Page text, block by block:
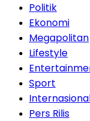
Politik
Ekonomi
Megapolitan
Lifestyle
Sport
Pers Rilis